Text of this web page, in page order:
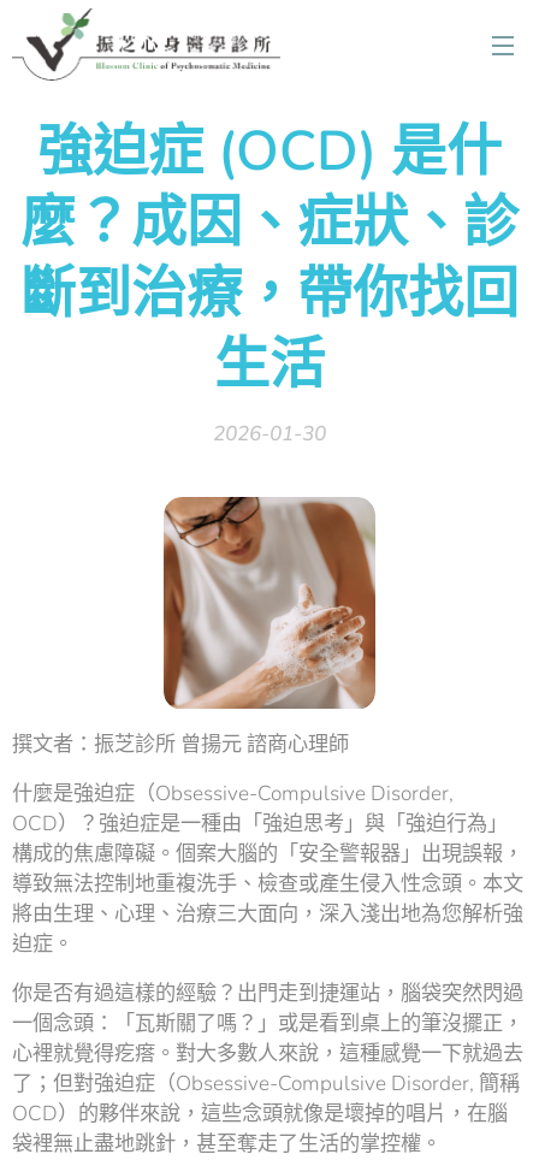
強迫症 (OCD) 是什
麼？成因、症狀、診
斷到治療，帶你找回
生活
2026-01-30
撰文者：振芝診所 曾揚元 諮商心理師
什麼是強迫症（Obsessive-Compulsive Disorder,
OCD）？強迫症是一種由「強迫思考」與「強迫行為」
構成的焦慮障礙。個案大腦的「安全警報器」出現誤報，
導致無法控制地重複洗手、檢查或產生侵入性念頭。本文
將由生理、心理、治療三大面向，深入淺出地為您解析強
迫症。
你是否有過這樣的經驗？出門走到捷運站，腦袋突然閃過
一個念頭：「瓦斯關了嗎？」或是看到桌上的筆沒擺正，
心裡就覺得疙瘩。對大多數人來說，這種感覺一下就過去
了；但對強迫症（Obsessive-Compulsive Disorder, 簡稱
OCD）的夥伴來說，這些念頭就像是壞掉的唱片，在腦
袋裡無止盡地跳針，甚至奪走了生活的掌控權。